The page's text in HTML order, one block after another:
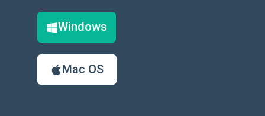
Windows
Mac OS